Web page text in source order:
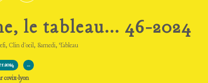
le tableau... 46-2024
, Clin d'oeil, Samedi, Tableau
…
covix-lyon